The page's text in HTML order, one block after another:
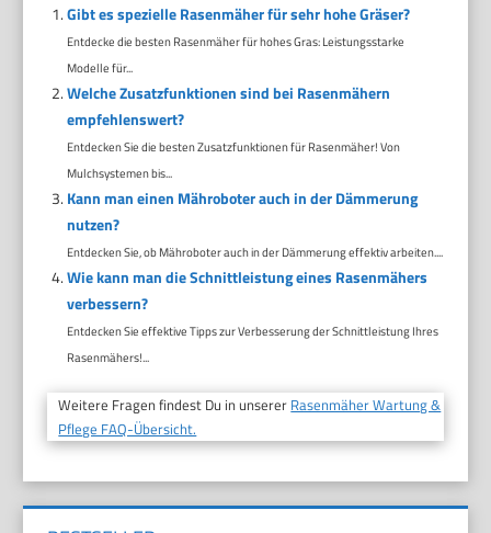
Gibt es spezielle Rasenmäher für sehr hohe Gräser?
Entdecke die besten Rasenmäher für hohes Gras: Leistungsstarke
Modelle für...
Welche Zusatzfunktionen sind bei Rasenmähern
empfehlenswert?
Entdecken Sie die besten Zusatzfunktionen für Rasenmäher! Von
Mulchsystemen bis...
Kann man einen Mähroboter auch in der Dämmerung
nutzen?
Entdecken Sie, ob Mähroboter auch in der Dämmerung effektiv arbeiten....
Wie kann man die Schnittleistung eines Rasenmähers
verbessern?
Entdecken Sie effektive Tipps zur Verbesserung der Schnittleistung Ihres
Rasenmähers!...
Weitere Fragen findest Du in unserer Rasenmäher Wartung &
Pflege FAQ-Übersicht.